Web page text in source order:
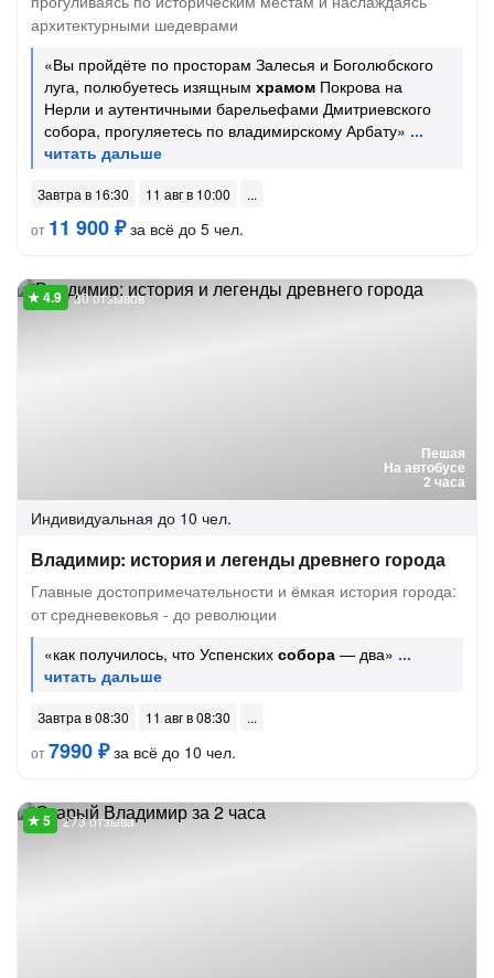
архитектурными шедеврами
«Вы пройдёте по просторам Залесья и Боголюбского
луга, полюбуетесь изящным храмом Покрова на
Нерли и аутентичными барельефами Дмитриевского
собора, прогуляетесь по владимирскому Арбату»
Завтра в 16:30
11 авг в 10:00
от 11 900 ₽за всё до 5 чел.
Пешая
На автобусе
2 часа
30 отзывов
Индивидуальная до 10 чел.
Владимир: история и легенды древнего города
Главные достопримечательности и ёмкая история города:
от средневековья - до революции
«как получилось, что Успенских собора — два»
Завтра в 08:30
11 авг в 08:30
от7990 ₽за всё до 10 чел.
273 отзыва